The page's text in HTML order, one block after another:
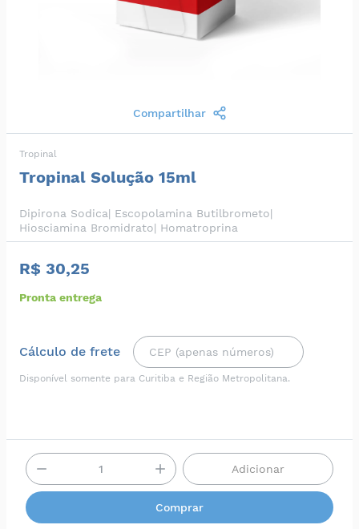
Compartilhar
Tropinal
Tropinal Solução 15ml
Dipirona Sodica| Escopolamina Butilbrometo|
Hiosciamina Bromidrato| Homatroprina
R$ 30,25
Pronta entrega
Cálculo de frete
Disponível somente para Curitiba e Região Metropolitana.
Adicionar
Comprar